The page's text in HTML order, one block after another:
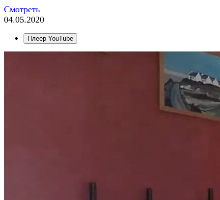
Смотреть
04.05.2020
Плеер YouTube